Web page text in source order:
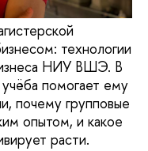
технологии
НИУ ВШЭ. В
учёба помогает ему
почему групповые
опытом, и какое
расти.